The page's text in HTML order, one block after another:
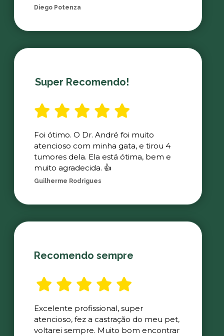
Diego Potenza
Super Recomendo!
Foi ótimo. O Dr. André foi muito
atencioso com minha gata, e tirou 4
tumores dela. Ela está ótima, bem e
muito agradecida. 👍
Guilherme Rodrigues
Recomendo sempre
Excelente profissional, super
atencioso, fez a castração do meu pet,
voltarei sempre. Muito bom encontrar